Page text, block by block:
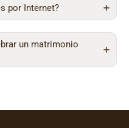
por Internet?
un matrimonio